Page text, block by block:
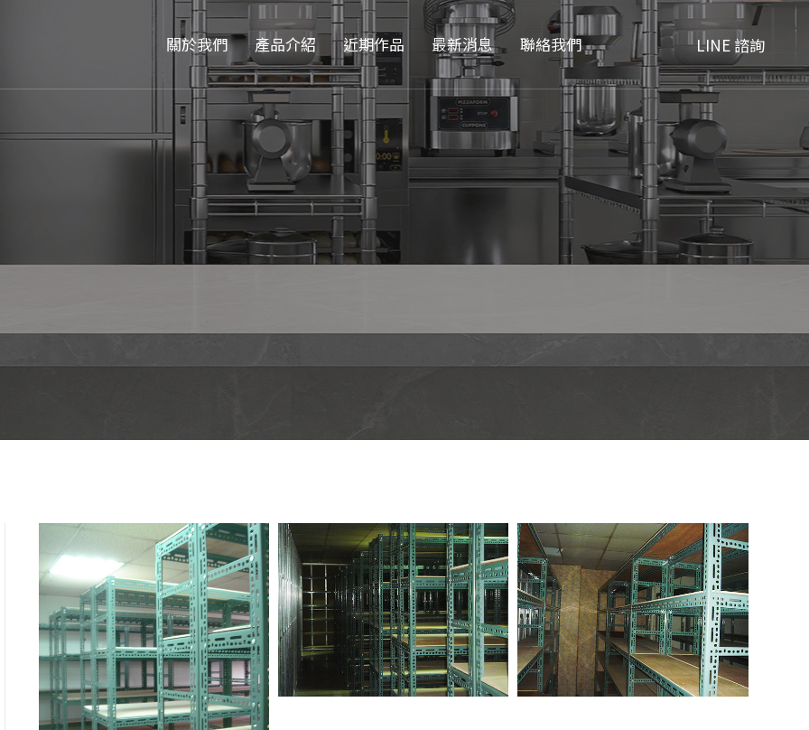
關於我們 產品介紹 近期作品 最新消息 聯絡我們 LINE 諮詢